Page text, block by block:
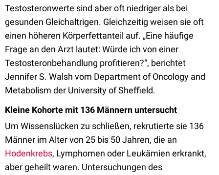
Testosteronwerte sind aber oft niedriger als bei
gesunden Gleichaltrigen. Gleichzeitig weisen sie oft
einen höheren Körperfettanteil auf. „Eine häufige
Frage an den Arzt lautet: Würde ich von einer
Testosteronbehandlung profitieren?“, berichtet
Jennifer S. Walsh vom Department of Oncology and
Metabolism der University of Sheffield.
Kleine Kohorte mit 136 Männern untersucht
Um Wissenslücken zu schließen, rekrutierte sie 136
Männer im Alter von 25 bis 50 Jahren, die an
Hodenkrebs, Lymphomen oder Leukämien erkrankt,
aber geheilt waren. Untersuchungen des